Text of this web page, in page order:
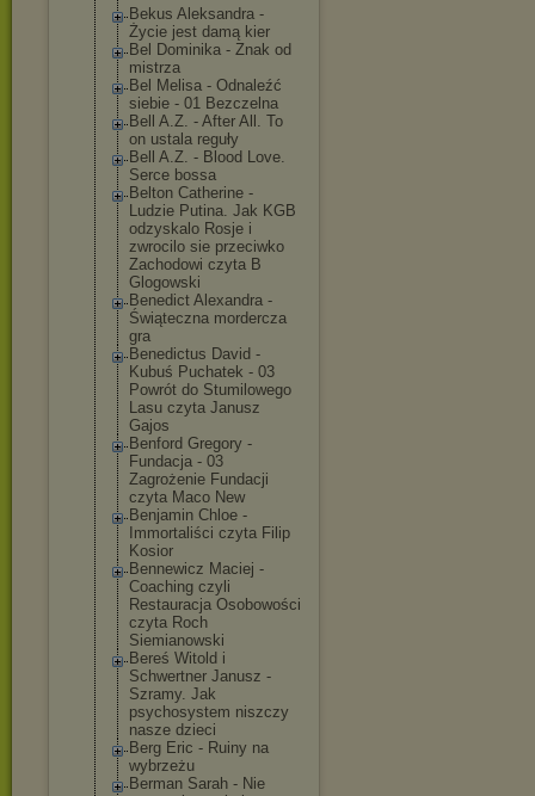
Bekus Aleksandra -
Życie jest damą kier
Bel Dominika - Znak od
mistrza
Bel Melisa - Odnaleźć
siebie - 01 Bezczelna
Bell A.Z. - After All. To
on ustala reguły
Bell A.Z. - Blood Love.
Serce bossa
Belton Catherine -
Ludzie Putina. Jak KGB
odzyskalo Rosje i
zwrocilo sie przeciwko
Zachodowi czyta B
Glogowski
Benedict Alexandra -
Świąteczna mordercza
gra
Benedictus David -
Kubuś Puchatek - 03
Powrót do Stumilowego
Lasu czyta Janusz
Gajos
Benford Gregory -
Fundacja - 03
Zagrożenie Fundacji
czyta Maco New
Benjamin Chloe -
Immortaliści czyta Filip
Kosior
Bennewicz Maciej -
Coaching czyli
Restauracja Osobowości
czyta Roch
Siemianowski
Bereś Witold i
Schwertner Janusz -
Szramy. Jak
psychosystem niszczy
nasze dzieci
Berg Eric - Ruiny na
wybrzeżu
Berman Sarah - Nie